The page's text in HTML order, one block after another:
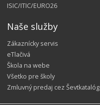
ISIC/ITIC/EURO26
Naše služby
Zákaznícky servis
eTlačivá
Škola na webe
Všetko pre školy
Zmluvný predaj cez Ševtkatalóg